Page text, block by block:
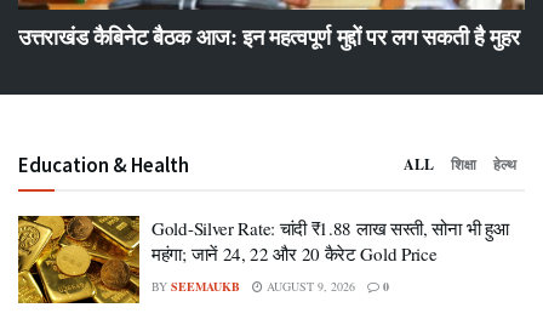
उत्तराखंड कैबिनेट बैठक आज: इन महत्वपूर्ण मुद्दों पर लग सकती है मुहर
Education & Health ALL शिक्षा हेल्थ
Gold-Silver Rate: चांदी ₹1.88 लाख सस्ती, सोना भी हुआ
महंगा; जानें 24, 22 और 20 कैरेट Gold Price
BY SEEMAUKB AUGUST 9, 2026 0